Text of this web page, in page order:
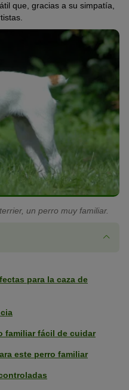
que, gracias a su simpatía,
un perro muy familiar.
para la caza de
familiar fácil de cuidar
este perro familiar